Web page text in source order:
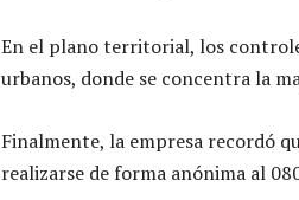
En el plano territorial, los
urbanos, donde se concentra la
Finalmente, la empresa recordó
realizarse de forma anónima al